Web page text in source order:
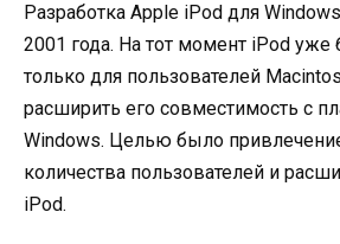
Разработка Apple iPod для
2001 года. На тот момент iPod уже
только для пользователей
расширить его совместимость с
Windows. Целью было
количества пользователей и
iPod.